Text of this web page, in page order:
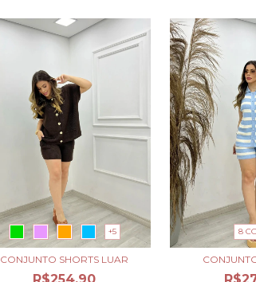
+5
CONJUNTO SHORTS LUAR
8